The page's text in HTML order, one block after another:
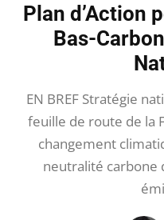
Plan d’Action
Bas-
EN BREF Stratégie
feuille de route de la
changement
neutralité carbone